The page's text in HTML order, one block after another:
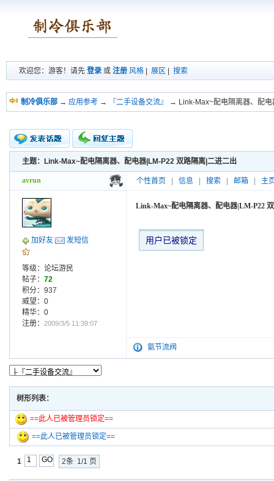
欢迎您：游客！请先 登录 或 注册 风格 展区 搜索
制冷俱乐部 → 应用参考 → 『二手设备交流』 → Link-Max~配电隔离器、配
新的主题
小字报
主题：Link-Max~配电隔离器、配电器|LM-P22 双路隔离|二进二出
avrun 个性首页 信息 搜索 邮箱 主
加好友 发短信
等级：论坛游民
帖子： 72
积分：937
威望：0
精华：0
注册： 2009/3/5 11:39:07
Link-Max~配电隔离器、配电器|LM-P22
用户已被锁定
氨节流阀
树形列表：
==此人已被管理员锁定==
==此人已被管理员锁定==
1 2条 1/1 页